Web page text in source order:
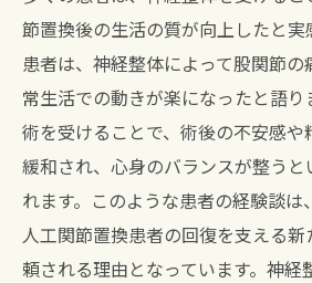
節置換後の生活の質が向上したと実
患者は、神経整体によって股関節の
常生活での動きが楽になったと語
術を受けることで、術後の不安感や
緩和され、心身のバランスが整う
れます。このような患者の経験談は
人工関節置換患者の回復を支える
頼される理由となっています。神経